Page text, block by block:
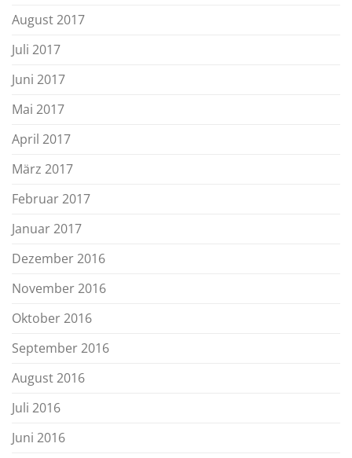
August 2017
Juli 2017
Juni 2017
Mai 2017
April 2017
März 2017
Februar 2017
Januar 2017
Dezember 2016
November 2016
Oktober 2016
September 2016
August 2016
Juli 2016
Juni 2016